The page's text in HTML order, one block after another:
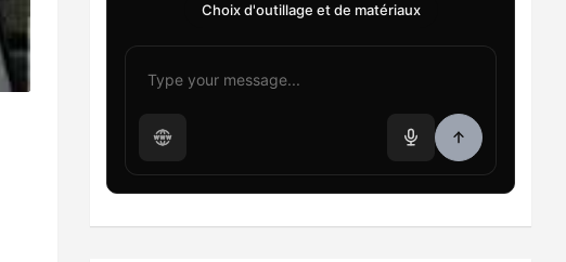
Choix d'outillage et de matériaux